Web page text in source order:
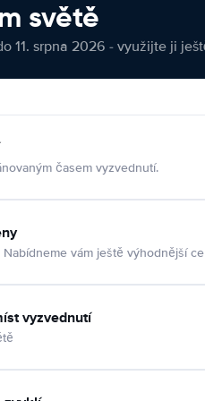
světě
11. srpna 2026 - využijte ji
časem vyzvednutí.
vám ještě výhodnější
vyzvednutí